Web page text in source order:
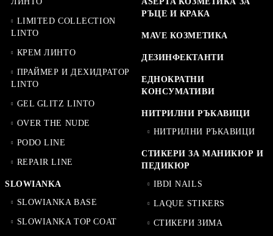
LIMITED COLLECTION
LINTO
КРЕМ ЛИНТО
ПРАЙМЕР И ДЕХИДРАТОР
LINTO
GEL GLITZ LINTO
OVER THE NUDE
PODO LINE
REPAIR LINE
SLOWIANKA
SLOWIANKA BASE
SLOWIANKA TOP COAT
РЪЦЕ И КРАКА
MAVE КОЗМЕТИКА
ДЕЗИНФЕКТАНТИ
ЕДНОКРАТНИ
КОНСУМАТИВИ
НИТРИЛНИ РЪКАВИЦИ
НИТРИЛНИ РЪКАВИЦИ
СТИКЕРИ ЗА МАНИКЮР И
ПЕДИКЮР
IBDI NAILS
LAQUE STIKERS
СТИКЕРИ ЗИМА